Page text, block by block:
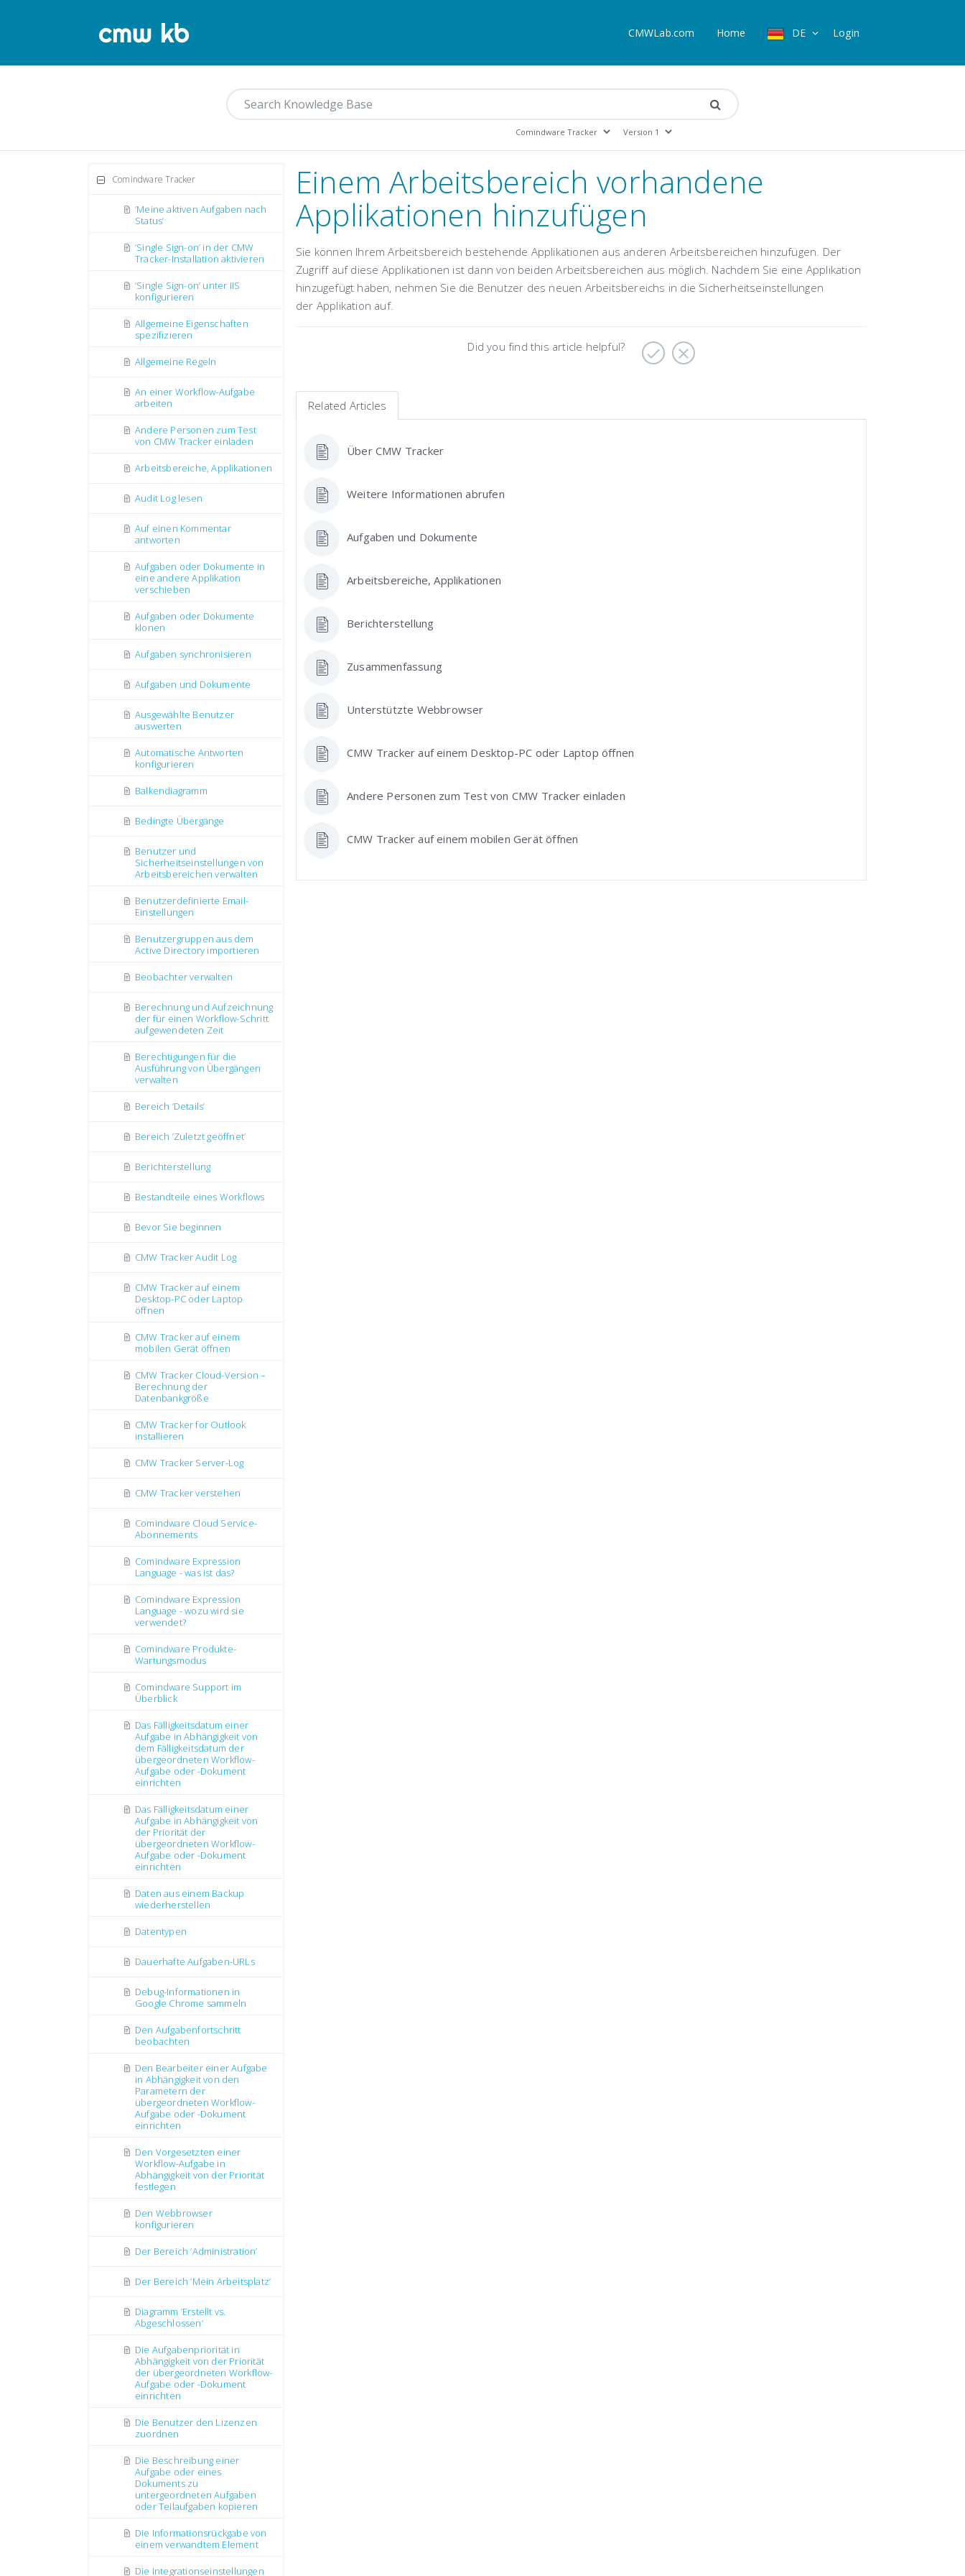
CMWLab.com Home DE Login
Comindware Tracker
’Meine aktiven Aufgaben nach
Status’
’Single Sign-on’ in der CMW
Tracker-Installation aktivieren
’Single Sign-on’ unter IIS
konfigurieren
Allgemeine Eigenschaften
spezifizieren
Allgemeine Regeln
An einer Workflow-Aufgabe
arbeiten
Andere Personen zum Test
von CMW Tracker einladen
Arbeitsbereiche, Applikationen
Audit Log lesen
Auf einen Kommentar
antworten
Aufgaben oder Dokumente in
eine andere Applikation
verschieben
Aufgaben oder Dokumente
klonen
Aufgaben synchronisieren
Aufgaben und Dokumente
Ausgewählte Benutzer
auswerten
Automatische Antworten
konfigurieren
Balkendiagramm
Bedingte Übergänge
Benutzer und
Sicherheitseinstellungen von
Arbeitsbereichen verwalten
Benutzerdefinierte Email-
Einstellungen
Benutzergruppen aus dem
Active Directory importieren
Beobachter verwalten
Berechnung und Aufzeichnung
der für einen Workflow-Schritt
aufgewendeten Zeit
Berechtigungen für die
Ausführung von Übergängen
verwalten
Bereich ’Details’
Bereich ’Zuletzt geöffnet’
Berichterstellung
Bestandteile eines Workflows
Bevor Sie beginnen
CMW Tracker Audit Log
CMW Tracker auf einem
Desktop-PC oder Laptop
öffnen
CMW Tracker auf einem
mobilen Gerät öffnen
CMW Tracker Cloud-Version –
Berechnung der
Datenbankgröße
CMW Tracker for Outlook
installieren
CMW Tracker Server-Log
CMW Tracker verstehen
Comindware Cloud Service-
Abonnements
Comindware Expression
Language - was ist das?
Comindware Expression
Language - wozu wird sie
verwendet?
Comindware Produkte-
Wartungsmodus
Comindware Support im
Überblick
Das Fälligkeitsdatum einer
Aufgabe in Abhängigkeit von
dem Fälligkeitsdatum der
übergeordneten Workflow-
Aufgabe oder -Dokument
einrichten
Das Fälligkeitsdatum einer
Aufgabe in Abhängigkeit von
der Priorität der
übergeordneten Workflow-
Aufgabe oder -Dokument
einrichten
Daten aus einem Backup
wiederherstellen
Datentypen
Dauerhafte Aufgaben-URLs
Debug-Informationen in
Google Chrome sammeln
Den Aufgabenfortschritt
beobachten
Den Bearbeiter einer Aufgabe
in Abhängigkeit von den
Parametern der
übergeordneten Workflow-
Aufgabe oder -Dokument
einrichten
Den Vorgesetzten einer
Workflow-Aufgabe in
Abhängigkeit von der Priorität
festlegen
Den Webbrowser
konfigurieren
Der Bereich ’Administration’
Der Bereich ’Mein Arbeitsplatz’
Diagramm ’Erstellt vs.
Abgeschlossen’
Die Aufgabenpriorität in
Abhängigkeit von der Priorität
der übergeordneten Workflow-
Aufgabe oder -Dokument
einrichten
Die Benutzer den Lizenzen
zuordnen
Die Beschreibung einer
Aufgabe oder eines
Dokuments zu
untergeordneten Aufgaben
oder Teilaufgaben kopieren
Die Informationsrückgabe von
einem verwandtem Element
Die Integrationseinstellungen
Einem Arbeitsbereich vorhandene
Applikationen hinzufügen
Sie können Ihrem Arbeitsbereich bestehende Applikationen aus anderen Arbeitsbereichen hinzufügen. Der
Zugriff auf diese Applikationen ist dann von beiden Arbeitsbereichen aus möglich. Nachdem Sie eine Applikation
hinzugefügt haben, nehmen Sie die Benutzer des neuen Arbeitsbereichs in die Sicherheitseinstellungen
der Applikation auf.
Did you find this article helpful?
Related Articles
Über CMW Tracker
Weitere Informationen abrufen
Aufgaben und Dokumente
Arbeitsbereiche, Applikationen
Berichterstellung
Zusammenfassung
Unterstützte Webbrowser
CMW Tracker auf einem Desktop-PC oder Laptop öffnen
Andere Personen zum Test von CMW Tracker einladen
CMW Tracker auf einem mobilen Gerät öffnen